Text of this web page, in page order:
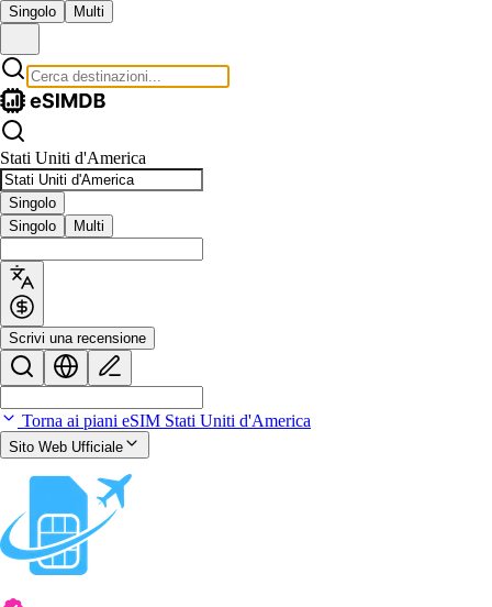
Singolo Multi
Stati Uniti d'America
Singolo
Singolo
Multi
Scrivi una recensione
Torna ai piani eSIM Stati Uniti d'America
Sito Web Ufficiale